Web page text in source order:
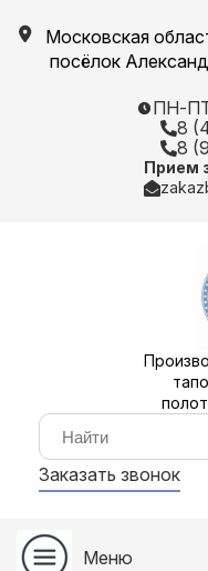
Московская
посёлок
ПН-
8
8
Прием
Заказать звонок
Меню